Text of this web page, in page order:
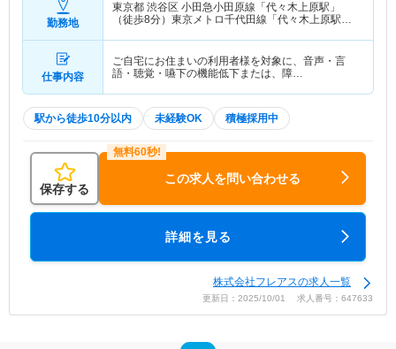
勤務地
東京都 渋谷区 小田急小田原線「代々木上原駅」
（徒歩8分）東京メトロ千代田線「代々木上原駅」
仕事内容
ご自宅にお住まいの利用者様を対象に、音声・言
語・聴覚・嚥下の機能低下または、障…
駅から徒歩10分以内 未経験OK 積極採用中
保存する
この求人を問い合わせる
詳細を見る
株式会社フレアスの求人一覧
更新日：2025/10/01 求人番号：647633